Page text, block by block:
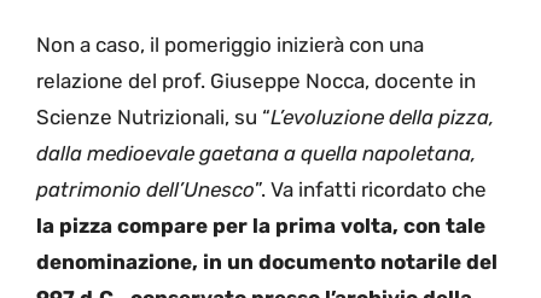
Non a caso, il pomeriggio inizierà con una
relazione del prof. Giuseppe Nocca, docente in
Scienze Nutrizionali, su “L’evoluzione della pizza,
dalla medioevale gaetana a quella napoletana,
patrimonio dell’Unesco”. Va infatti ricordato che
la pizza compare per la prima volta, con tale
denominazione, in un documento notarile del